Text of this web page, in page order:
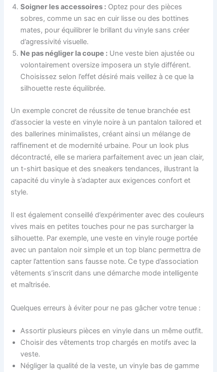
Soigner les accessoires : Optez pour des pièces
sobres, comme un sac en cuir lisse ou des bottines
mates, pour équilibrer le brillant du vinyle sans créer
d’agressivité visuelle.
Ne pas négliger la coupe : Une veste bien ajustée ou
volontairement oversize imposera un style différent.
Choisissez selon l’effet désiré mais veillez à ce que la
silhouette reste équilibrée.
Un exemple concret de réussite de tenue branchée est
d’associer la veste en vinyle noire à un pantalon tailored et
des ballerines minimalistes, créant ainsi un mélange de
raffinement et de modernité urbaine. Pour un look plus
décontracté, elle se mariera parfaitement avec un jean clair,
un t-shirt basique et des sneakers tendances, illustrant la
capacité du vinyle à s’adapter aux exigences confort et
style.
Il est également conseillé d’expérimenter avec des couleurs
vives mais en petites touches pour ne pas surcharger la
silhouette. Par exemple, une veste en vinyle rouge portée
avec un pantalon noir simple et un top blanc permettra de
capter l’attention sans fausse note. Ce type d’association
vêtements s’inscrit dans une démarche mode intelligente
et maîtrisée.
Quelques erreurs à éviter pour ne pas gâcher votre tenue :
Assortir plusieurs pièces en vinyle dans un même outfit.
Choisir des vêtements trop chargés en motifs avec la
veste.
Négliger la qualité de la veste, un vinyle bas de gamme